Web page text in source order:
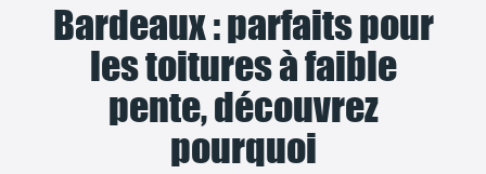
Bardeaux : parfaits pour
les toitures à faible
pente, découvrez
pourquoi